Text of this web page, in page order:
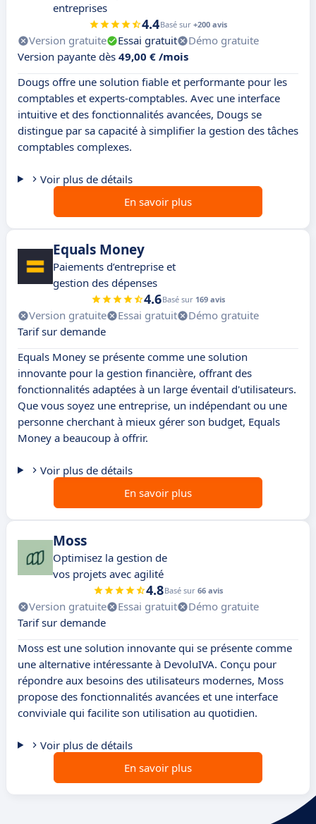
entreprises
4.4Basé sur +200 avis
Version gratuite Essai gratuit
Démo gratuite
Version payante dès 49,00 € /mois
Dougs offre une solution fiable et performante pour les
comptables et experts-comptables. Avec une interface
intuitive et des fonctionnalités avancées, Dougs se
distingue par sa capacité à simplifier la gestion des tâches
comptables complexes.
Voir plus de détails
En savoir plus
Equals Money
Paiements d’entreprise et
gestion des dépenses
4.6Basé sur 169 avis
Version gratuite Essai gratuit
Démo gratuite
Tarif sur demande
Equals Money se présente comme une solution
innovante pour la gestion financière, offrant des
fonctionnalités adaptées à un large éventail d'utilisateurs.
Que vous soyez une entreprise, un indépendant ou une
personne cherchant à mieux gérer son budget, Equals
Money a beaucoup à offrir.
Voir plus de détails
En savoir plus
Moss
Optimisez la gestion de
vos projets avec agilité
4.8Basé sur 66 avis
Version gratuite Essai gratuit
Démo gratuite
Tarif sur demande
Moss est une solution innovante qui se présente comme
une alternative intéressante à DevoluIVA. Conçu pour
répondre aux besoins des utilisateurs modernes, Moss
propose des fonctionnalités avancées et une interface
conviviale qui facilite son utilisation au quotidien.
Voir plus de détails
En savoir plus